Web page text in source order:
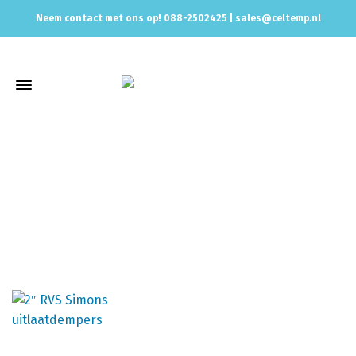
Neem contact met ons op! 088-2502425 | sales@celtemp.nl